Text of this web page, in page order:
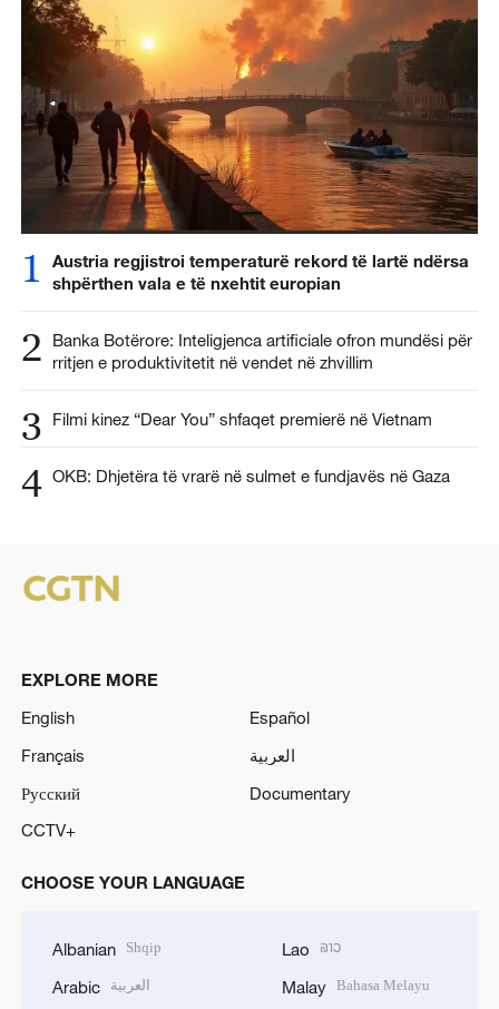
1
Austria regjistroi temperaturë rekord të lartë ndërsa
shpërthen vala e të nxehtit europian
2
Banka Botërore: Inteligjenca artificiale ofron mundësi për
rritjen e produktivitetit në vendet në zhvillim
3 Filmi kinez “Dear You” shfaqet premierë në Vietnam
4 OKB: Dhjetëra të vrarë në sulmet e fundjavës në Gaza
EXPLORE MORE
English
Español
Français
العربية
Русский
Documentary
CCTV+
CHOOSE YOUR LANGUAGE
Albanian Shqip
Arabic العربية
Lao ລາວ
Malay Bahasa Melayu